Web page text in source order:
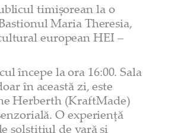
timișorean la o
Maria Theresia,
european HEI –
începe la ora 16:00. Sala
în această zi, este
Herberth (KraftMade)
O experiență
solstițiul de vară și